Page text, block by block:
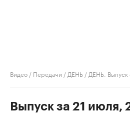
Видео / Передачи / ДЕНЬ / ДЕНЬ. Выпуск
Выпуск за 21 июля,